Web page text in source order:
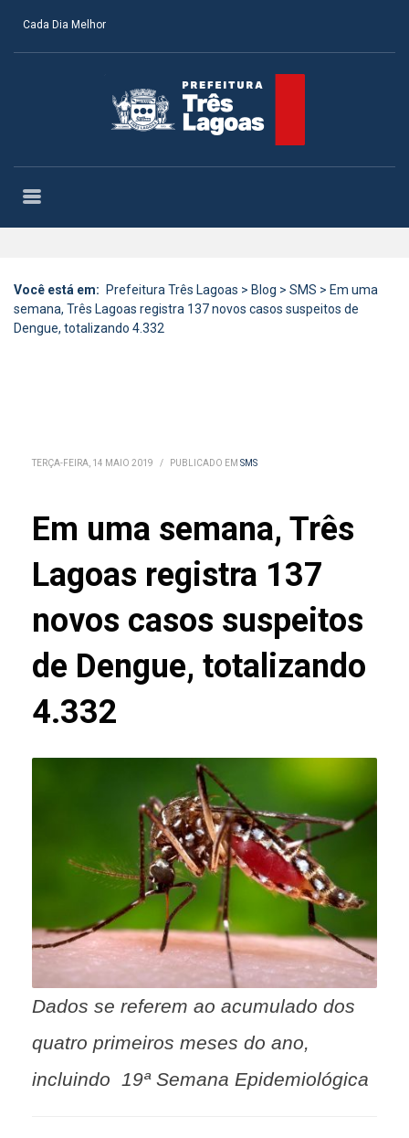
Cada Dia Melhor
Você está em: Prefeitura Três Lagoas > Blog > SMS > Em uma
semana, Três Lagoas registra 137 novos casos suspeitos de
Dengue, totalizando 4.332
TERÇA-FEIRA, 14 MAIO 2019 / PUBLICADO EM SMS
Em uma semana, Três
Lagoas registra 137
novos casos suspeitos
de Dengue, totalizando
4.332
Dados se referem ao acumulado dos
quatro primeiros meses do ano,
incluindo 19ª Semana Epidemiológica